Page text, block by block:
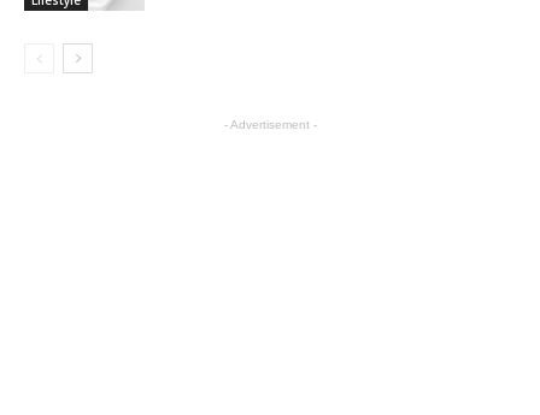
- Advertisement -